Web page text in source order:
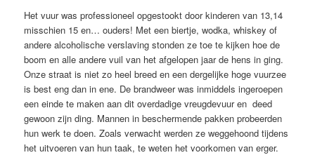
Het vuur was professioneel opgestookt door kinderen van 13,14
misschien 15 en… ouders! Met een biertje, wodka, whiskey of
andere alcoholische verslaving stonden ze toe te kijken hoe de
boom en alle andere vuil van het afgelopen jaar de hens in ging.
Onze straat is niet zo heel breed en een dergelijke hoge vuurzee
is best eng dan in ene. De brandweer was inmiddels ingeroepen
een einde te maken aan dit overdadige vreugdevuur en deed
gewoon zijn ding. Mannen in beschermende pakken probeerden
hun werk te doen. Zoals verwacht werden ze weggehoond tijdens
het uitvoeren van hun taak, te weten het voorkomen van erger.